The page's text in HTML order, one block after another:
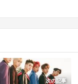
次の記事